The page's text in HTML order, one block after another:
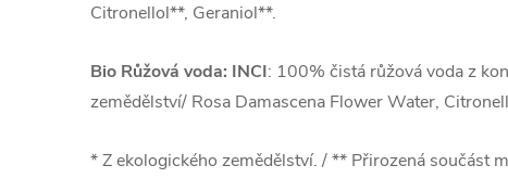
Citronellol**, Geraniol**.
Bio Růžová voda: INCI: 100% čistá růžová voda z
zemědělství/ Rosa Damascena Flower Water,
* Z ekologického zemědělství. / ** Přirozená součást